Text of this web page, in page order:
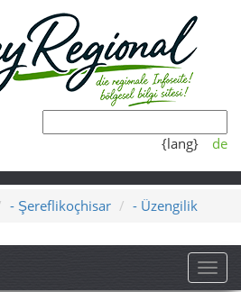
{lang} de
- Şereflikoçhisar - Üzengilik